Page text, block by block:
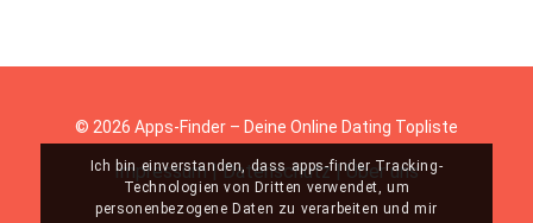
© 2026 Apps-Finder – Deine Online Dating Topliste
Impressum|Datenschutz|Über uns
Ich bin einverstanden, dass apps-finder Tracking-
Technologien von Dritten verwendet, um
personenbezogene Daten zu verarbeiten und mir